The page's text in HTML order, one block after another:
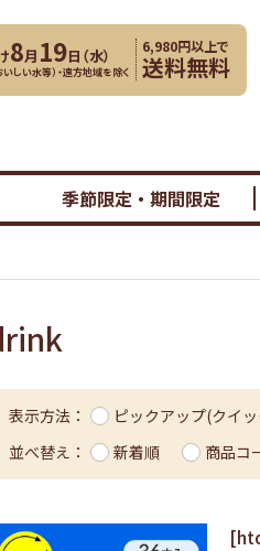
8月 19日（水）
しい水等）・遠方地域を除く
6,980円以上で
送料無料
季節限定・期間限定
表示方法： ピックアップ(クイ
並べ替え：
新着順 商品コ